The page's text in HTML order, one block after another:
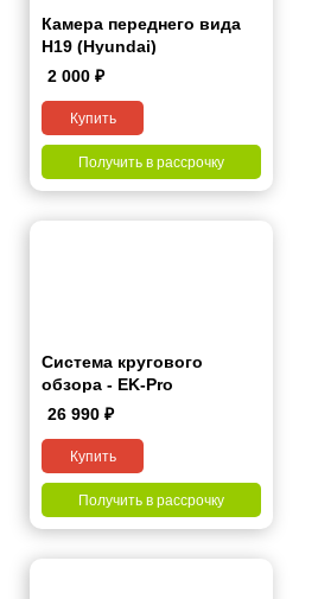
Камера переднего вида
H19 (Hyundai)
2 000 ₽
Купить
Получить в рассрочку
Система кругового
обзора - EK-Pro
26 990 ₽
Купить
Получить в рассрочку